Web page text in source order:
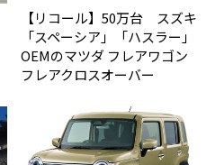
【リコール】50万台 スズキ
「スペーシア」「ハスラー」
OEMのマツダ フレアワゴン
フレアクロスオーバー